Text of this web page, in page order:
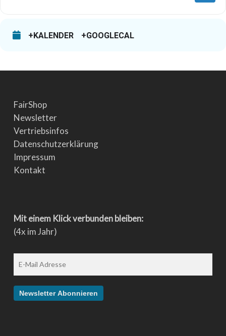
+KALENDER +GOOGLECAL
FairShop
Newsletter
Vertriebsinfos
Datenschutzerklärung
Impressum
Kontakt
Mit einem Klick verbunden bleiben:
(4x im Jahr)